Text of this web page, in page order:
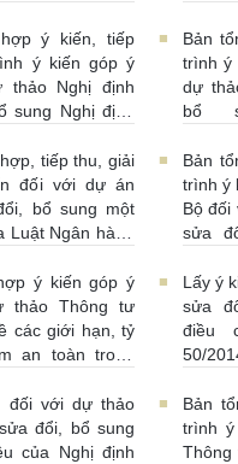
22/07/2026 |
lưu trữ hồ sơ,
Ngân hàng
| 10:00:00
của
16/07/
ý kiến, tiếp
ý kiến góp ý
thảo Nghị định
sung Nghị định
| 16:00:00
Bản
trình ý
dự
bổ
13/07/
tiếp thu, giải
đối với dự án
bổ sung một
Luật Ngân hàng
rửa tiền và
chức tín dụng
| 11:21:00
Bản
trình ý
Bộ đối
sửa
58/
|
ý kiến góp ý
thảo Thông tư
các giới hạn, tỷ
an toàn trong
chi nhánh ngân
ngoài
| 16:00:00
Lấy ý
sửa
điều
50/
23/06/
đối với dự thảo
đổi, bổ sung
của Nghị định
Bản
trình